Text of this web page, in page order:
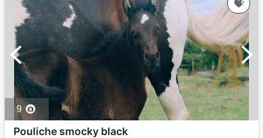
9
Pouliche smocky black